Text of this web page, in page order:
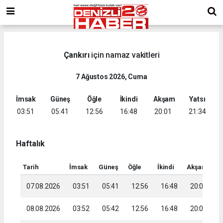
Çankırıiçin namaz vakitleri
7 Ağustos 2026, Cuma
İmsak
03:51
Güneş
05:41
Öğle
12:56
İkindi
16:48
Akşam
20:01
Yatsı
21:34
Haftalık
Tarih İmsak Güneş Öğle İkindi Akşam
07.08.2026 03:51 05:41 12:56 16:48 20:01
08.08.2026 03:52 05:42 12:56 16:48 20:00